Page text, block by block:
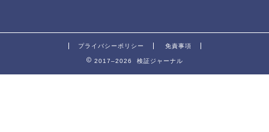
プライバシーポリシー 免責事項
2017–2026 検証ジャーナル